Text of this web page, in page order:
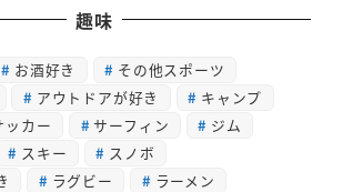
趣味
お酒好き
その他スポーツ
アウトドアが好き
キャンプ
ッカー サーフィン
ジム
スキー
スノボ
ラグビー
ラーメン